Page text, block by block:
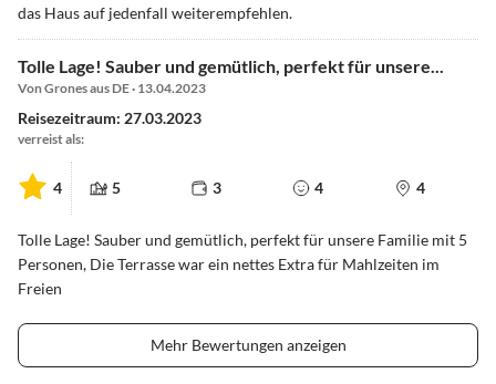
das Haus auf jedenfall weiterempfehlen.
Tolle Lage! Sauber und gemütlich, perfekt für unsere...
Von Grones aus DE · 13.04.2023
Reisezeitraum: 27.03.2023
verreist als:
4 5 3 4 4
Tolle Lage! Sauber und gemütlich, perfekt für unsere Familie mit 5
Personen, Die Terrasse war ein nettes Extra für Mahlzeiten im
Freien
Mehr Bewertungen anzeigen